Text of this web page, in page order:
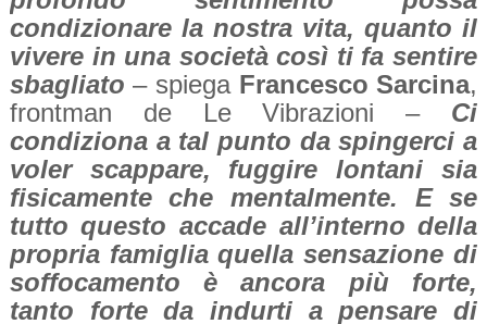
condizionare la nostra vita, quanto il
vivere in una società così ti fa sentire
sbagliato – spiega Francesco Sarcina,
frontman de Le Vibrazioni –
Ci
condiziona a tal punto da spingerci a
voler scappare, fuggire lontani sia
fisicamente che mentalmente. E se
tutto questo accade all’interno della
propria famiglia quella sensazione di
soffocamento è ancora più forte,
tanto forte da indurti a pensare di